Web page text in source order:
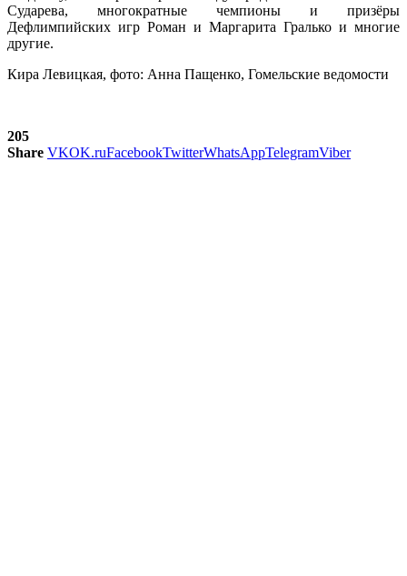
Сударева, многократные чемпионы и призёры
Дефлимпийских игр Роман и Маргарита Гралько и многие
другие.
Кира Левицкая, фото: Анна Пащенко, Гомельские ведомости
205
Share VKOK.ruFacebookTwitterWhatsAppTelegramViber